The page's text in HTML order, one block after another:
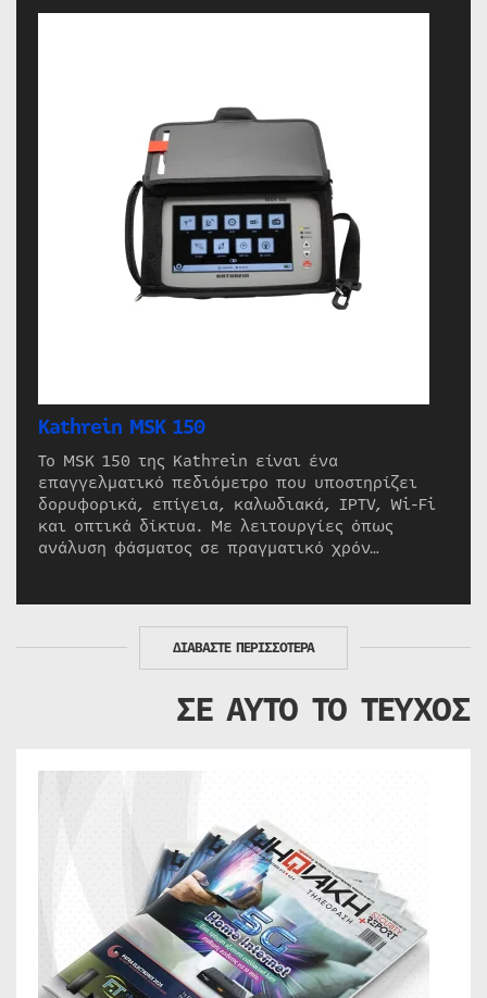
Kathrein MSK 150
Το MSK 150 της Kathrein είναι ένα
επαγγελματικό πεδιόμετρο που υποστηρίζει
δορυφορικά, επίγεια, καλωδιακά, IPTV, Wi-Fi
και οπτικά δίκτυα. Με λειτουργίες όπως
ανάλυση φάσματος σε πραγματικό χρόν…
ΔΙΑΒΑΣΤΕ ΠΕΡΙΣΣΟΤΕΡΑ
ΣΕ ΑΥΤΟ ΤΟ ΤΕΥΧΟΣ